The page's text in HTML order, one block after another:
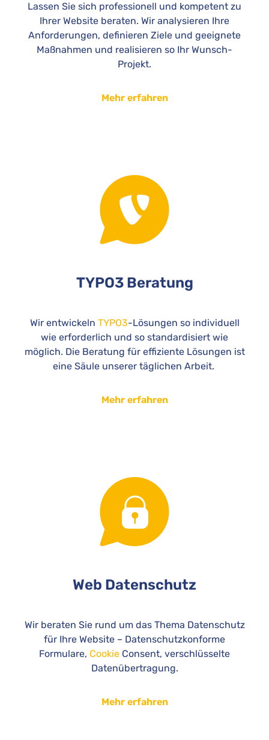
Lassen Sie sich professionell und kompetent zu
Ihrer Website beraten. Wir analysieren Ihre
Anforderungen, definieren Ziele und geeignete
Maßnahmen und realisieren so Ihr Wunsch-
Projekt.
Mehr erfahren
TYPO3 Beratung
Wir entwickeln TYPO3-Lösungen so individuell
wie erforderlich und so standardisiert wie
möglich. Die Beratung für effiziente Lösungen ist
eine Säule unserer täglichen Arbeit.
Mehr erfahren
Web Datenschutz
Wir beraten Sie rund um das Thema Datenschutz
für Ihre Website – Datenschutzkonforme
Formulare, Cookie Consent, verschlüsselte
Datenübertragung.
Mehr erfahren